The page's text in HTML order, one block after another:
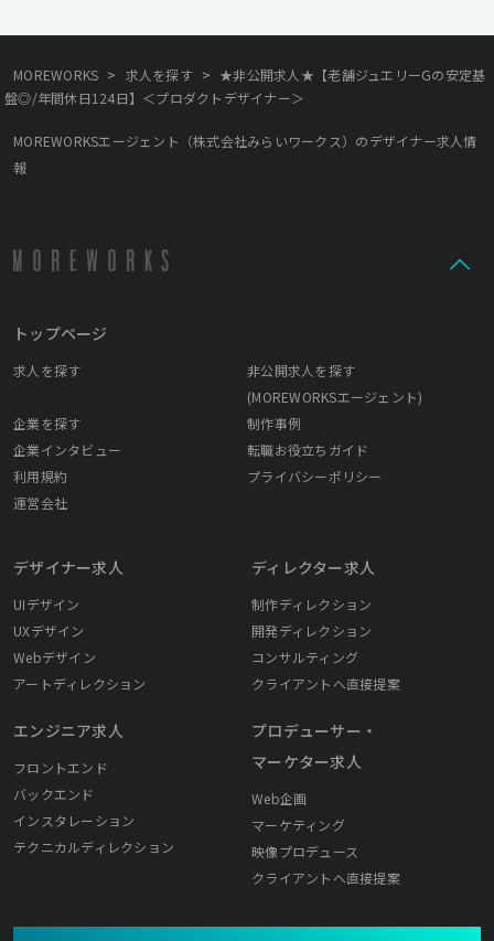
MOREWORKS > 求人を探す > ★非公開求人★【老舗ジュエリーGの安定基
盤◎/年間休日124日】＜プロダクトデザイナー＞
MOREWORKSエージェント（株式会社みらいワークス）のデザイナー求人情
報
トップページ
求人を探す
非公開求人を探す
(MOREWORKSエージェント)
企業を探す
制作事例
企業インタビュー
転職お役立ちガイド
利用規約
プライバシーポリシー
運営会社
デザイナー求人
UIデザイン
UXデザイン
Webデザイン
アートディレクション
エンジニア求人
フロントエンド
バックエンド
インスタレーション
テクニカルディレクション
ディレクター求人
制作ディレクション
開発ディレクション
コンサルティング
クライアントへ直接提案
プロデューサー・
マーケター求人
Web企画
マーケティング
映像プロデュース
クライアントへ直接提案